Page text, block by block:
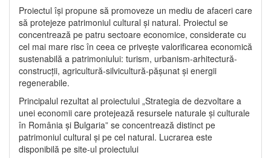
Proiectul își propune să promoveze un mediu de afaceri care
să protejeze patrimoniul cultural și natural. Proiectul se
concentrează pe patru sectoare economice, considerate cu
cel mai mare risc în ceea ce privește valorificarea economică
sustenabilă a patrimoniului: turism, urbanism-arhitectură-
construcții, agricultură-silvicultură-pășunat și energii
regenerabile.
Principalul rezultat al proiectului „Strategia de dezvoltare a
unei economii care protejează resursele naturale și culturale
în România și Bulgaria” se concentrează distinct pe
patrimoniul cultural și pe cel natural. Lucrarea este
disponibilă pe site-ul proiectului